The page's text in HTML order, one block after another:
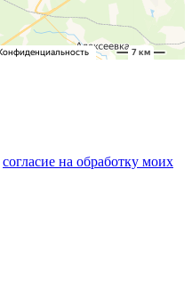
согласие на обработку моих